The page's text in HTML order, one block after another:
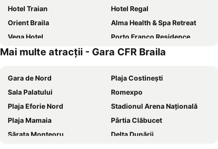
Hotel Traian
Hotel Regal
Orient Braila
Alma Health & Spa Retreat
Vega Hotel
Porto Franco Residence
Express Residence
Hotel Bordeaux
Hotel Saint Germain
Hotel Triumph
Nemo
Hotel Alex
ibis Styles Dunarea Galati
Lotca Fermecată - Lotka Fermecată
Hotel Galati
Hotel Corneliuss
Pensiunea Lms
Residence Riverside
Mai multe atracții - Gara CFR Braila
Gara de Nord
Plaja Costinești
Sala Palatului
Romexpo
Plaja Eforie Nord
Stadionul Arena Naţională
Plaja Mamaia
Pârtia Clăbucet
Sărata Monteoru
Delta Dunării